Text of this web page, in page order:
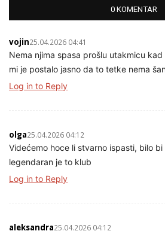
0 KOMENTAR
vojin25.04.2026 04:41
Nema njima spasa prošlu utakmicu
mi je postalo jasno da to tetke nema
Log in to Reply
olga25.04.2026 04:12
Videćemo hoce li stvarno ispasti, bilo
legendaran je to klub
Log in to Reply
aleksandra25.04.2026 04:12